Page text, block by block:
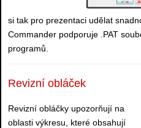
si tak pro prezentaci udělat
Commander podporuje .PAT
programů.
Revizní obláček
Revizní obláčky upozorňují na
oblasti výkresu, které obsahují